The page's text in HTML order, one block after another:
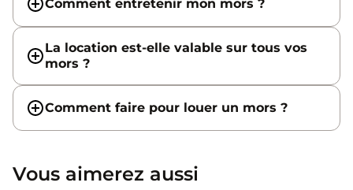
Comment entretenir mon mors ?
La location est-elle valable sur tous vos
mors ?
Comment faire pour louer un mors ?
Vous aimerez aussi